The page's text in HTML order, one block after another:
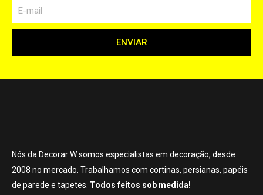
ENVIAR
Nós da Decorar W somos especialistas em decoração, desde
2008 no mercado. Trabalhamos com cortinas, persianas, papéis
de parede e tapetes. Todos feitos sob medida!